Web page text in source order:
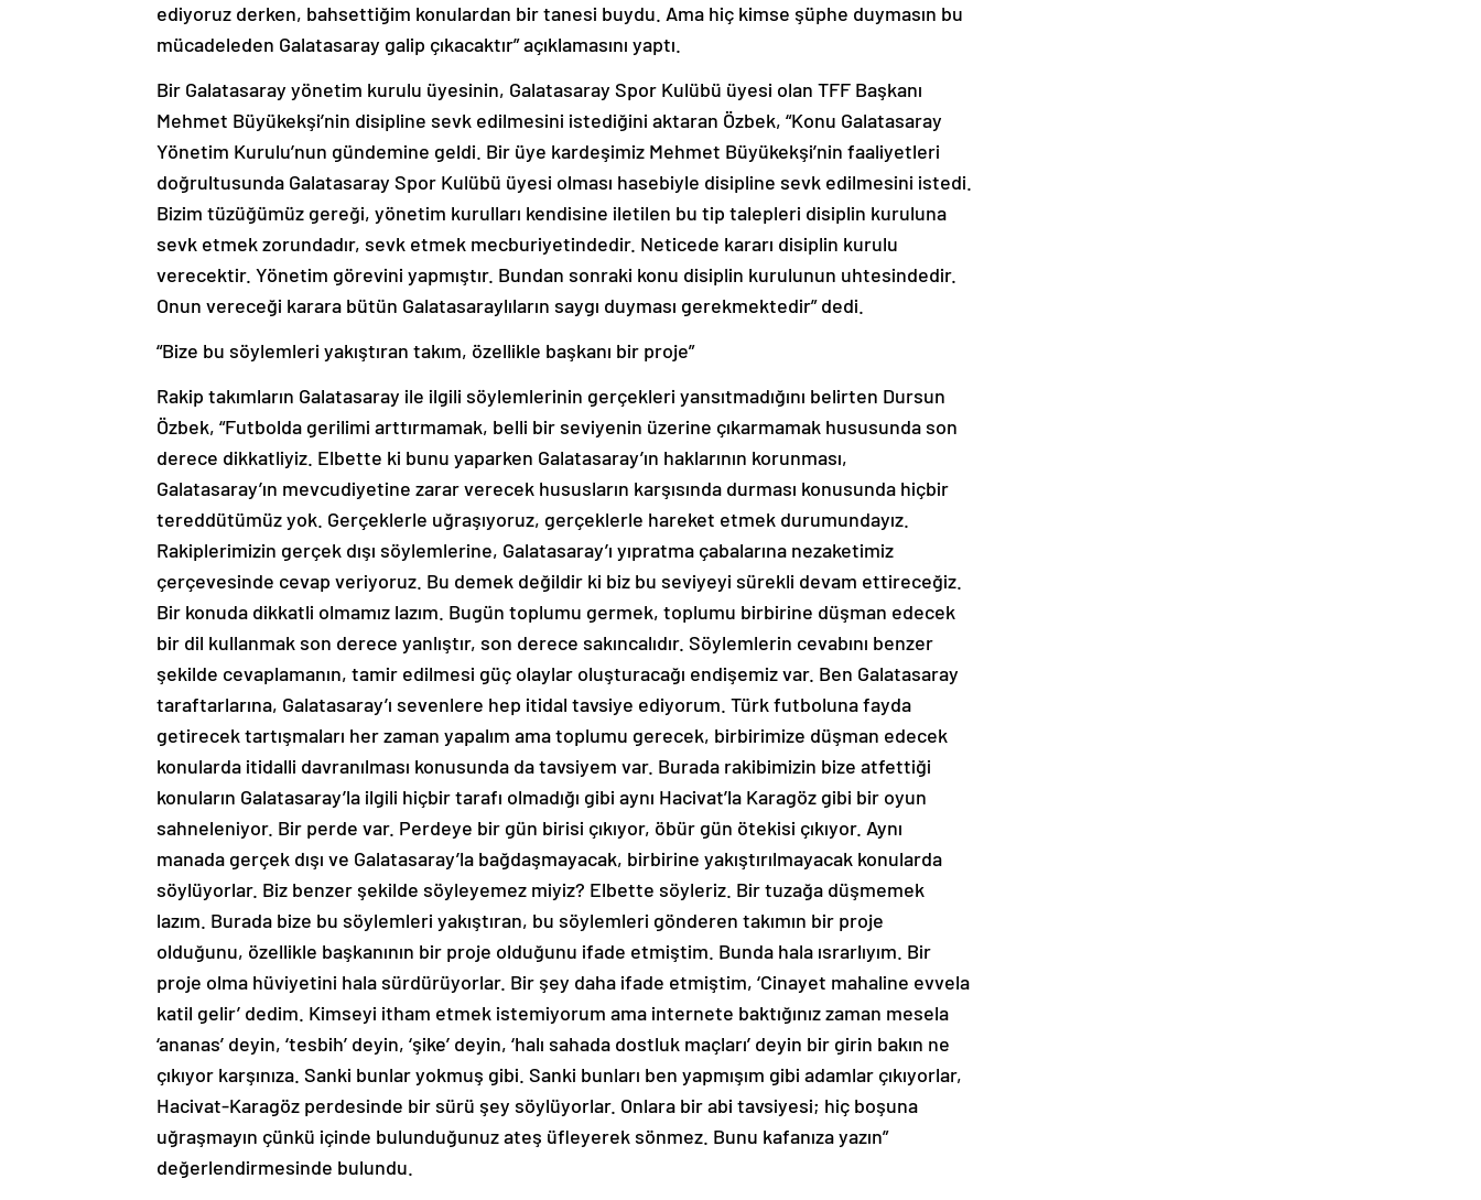
ediyoruz derken, bahsettiğim konulardan bir tanesi buydu. Ama hiç kimse şüphe duymasın bu
mücadeleden Galatasaray galip çıkacaktır” açıklamasını yaptı.
Bir Galatasaray yönetim kurulu üyesinin, Galatasaray Spor Kulübü üyesi olan TFF Başkanı
Mehmet Büyükekşi’nin disipline sevk edilmesini istediğini aktaran Özbek, “Konu Galatasaray
Yönetim Kurulu’nun gündemine geldi. Bir üye kardeşimiz Mehmet Büyükekşi’nin faaliyetleri
doğrultusunda Galatasaray Spor Kulübü üyesi olması hasebiyle disipline sevk edilmesini istedi.
Bizim tüzüğümüz gereği, yönetim kurulları kendisine iletilen bu tip talepleri disiplin kuruluna
sevk etmek zorundadır, sevk etmek mecburiyetindedir. Neticede kararı disiplin kurulu
verecektir. Yönetim görevini yapmıştır. Bundan sonraki konu disiplin kurulunun uhtesindedir.
Onun vereceği karara bütün Galatasaraylıların saygı duyması gerekmektedir” dedi.
“Bize bu söylemleri yakıştıran takım, özellikle başkanı bir proje”
Rakip takımların Galatasaray ile ilgili söylemlerinin gerçekleri yansıtmadığını belirten Dursun
Özbek, “Futbolda gerilimi arttırmamak, belli bir seviyenin üzerine çıkarmamak hususunda son
derece dikkatliyiz. Elbette ki bunu yaparken Galatasaray’ın haklarının korunması,
Galatasaray’ın mevcudiyetine zarar verecek hususların karşısında durması konusunda hiçbir
tereddütümüz yok. Gerçeklerle uğraşıyoruz, gerçeklerle hareket etmek durumundayız.
Rakiplerimizin gerçek dışı söylemlerine, Galatasaray’ı yıpratma çabalarına nezaketimiz
çerçevesinde cevap veriyoruz. Bu demek değildir ki biz bu seviyeyi sürekli devam ettireceğiz.
Bir konuda dikkatli olmamız lazım. Bugün toplumu germek, toplumu birbirine düşman edecek
bir dil kullanmak son derece yanlıştır, son derece sakıncalıdır. Söylemlerin cevabını benzer
şekilde cevaplamanın, tamir edilmesi güç olaylar oluşturacağı endişemiz var. Ben Galatasaray
taraftarlarına, Galatasaray’ı sevenlere hep itidal tavsiye ediyorum. Türk futboluna fayda
getirecek tartışmaları her zaman yapalım ama toplumu gerecek, birbirimize düşman edecek
konularda itidalli davranılması konusunda da tavsiyem var. Burada rakibimizin bize atfettiği
konuların Galatasaray’la ilgili hiçbir tarafı olmadığı gibi aynı Hacivat’la Karagöz gibi bir oyun
sahneleniyor. Bir perde var. Perdeye bir gün birisi çıkıyor, öbür gün ötekisi çıkıyor. Aynı
manada gerçek dışı ve Galatasaray’la bağdaşmayacak, birbirine yakıştırılmayacak konularda
söylüyorlar. Biz benzer şekilde söyleyemez miyiz? Elbette söyleriz. Bir tuzağa düşmemek
lazım. Burada bize bu söylemleri yakıştıran, bu söylemleri gönderen takımın bir proje
olduğunu, özellikle başkanının bir proje olduğunu ifade etmiştim. Bunda hala ısrarlıyım. Bir
proje olma hüviyetini hala sürdürüyorlar. Bir şey daha ifade etmiştim, ‘Cinayet mahaline evvela
katil gelir’ dedim. Kimseyi itham etmek istemiyorum ama internete baktığınız zaman mesela
‘ananas’ deyin, ‘tesbih’ deyin, ‘şike’ deyin, ‘halı sahada dostluk maçları’ deyin bir girin bakın ne
çıkıyor karşınıza. Sanki bunlar yokmuş gibi. Sanki bunları ben yapmışım gibi adamlar çıkıyorlar,
Hacivat-Karagöz perdesinde bir sürü şey söylüyorlar. Onlara bir abi tavsiyesi; hiç boşuna
uğraşmayın çünkü içinde bulunduğunuz ateş üfleyerek sönmez. Bunu kafanıza yazın”
değerlendirmesinde bulundu.